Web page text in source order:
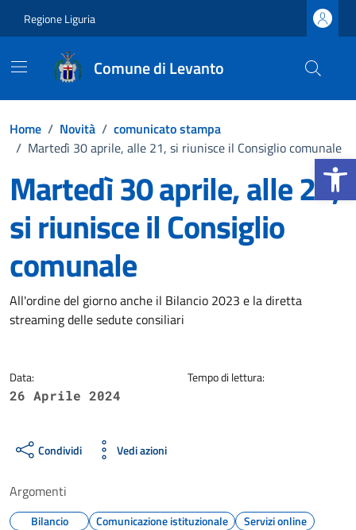
Apri la
Regione Liguria
Comune di Levanto
Home / Novità / comunicato stampa
/ Martedì 30 aprile, alle 21, si riunisce il Consiglio comunale
Martedì 30 aprile, alle 21,
si riunisce il Consiglio
comunale
Dettagli della notizia
All'ordine del giorno anche il Bilancio 2023 e la diretta
streaming delle sedute consiliari
Data:
26 Aprile 2024
Tempo di lettura:
Condividi Vedi azioni
Argomenti
Bilancio Comunicazione istituzionale Servizi online